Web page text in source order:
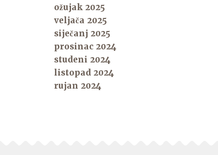
ožujak 2025
veljača 2025
siječanj 2025
prosinac 2024
studeni 2024
listopad 2024
rujan 2024